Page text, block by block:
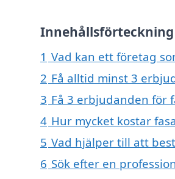
Innehållsförteckning
1 Vad kan ett företag
2 Få alltid minst 3
3 Få 3 erbjudanden för
4 Hur mycket kostar
5 Vad hjälper till att
6 Sök efter en